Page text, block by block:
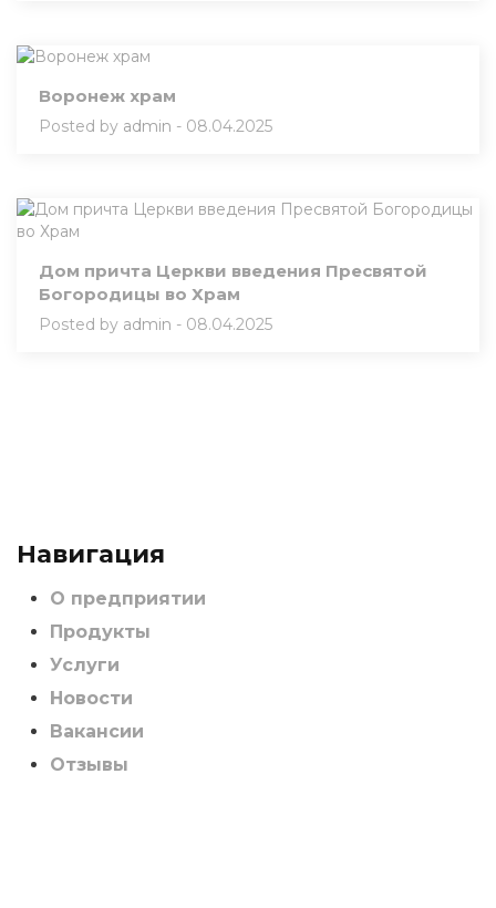
Воронеж храм
Posted by admin - 08.04.2025
Дом причта Церкви введения Пресвятой
Богородицы во Храм
Posted by admin - 08.04.2025
Навигация
О предприятии
Продукты
Услуги
Новости
Вакансии
Отзывы